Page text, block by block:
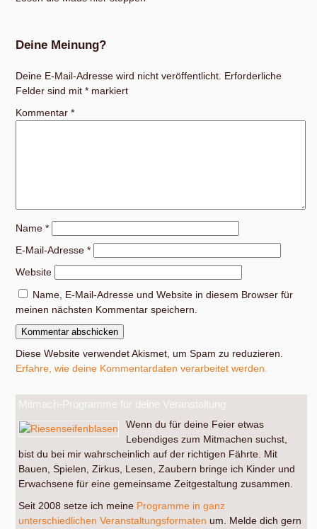
Deine Meinung?
Deine E-Mail-Adresse wird nicht veröffentlicht. Erforderliche
Felder sind mit* markiert
Kommentar*
Name*
E-Mail-Adresse*
Website
Name, E-Mail-Adresse und Website in diesem Browser für
meinen nächsten Kommentar speichern.
Diese Website verwendet Akismet, um Spam zu reduzieren.
Erfahre, wie deine Kommentardaten verarbeitet werden.
Mitmach-Programme für deine Veranstaltung
Wenn du für deine Feier etwas
Lebendiges zum Mitmachen suchst,
bist du bei mir wahrscheinlich auf der richtigen Fährte. Mit
Bauen, Spielen, Zirkus, Lesen, Zaubern bringe ich Kinder und
Erwachsene für eine gemeinsame Zeitgestaltung zusammen.
Seit 2008 setze ich meine Programme in ganz
unterschiedlichen Veranstaltungsformaten um. Melde dich gern